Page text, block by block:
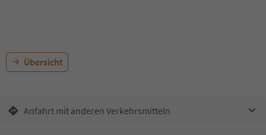
Übersicht
Anfahrt mit anderen Verkehrsmitteln